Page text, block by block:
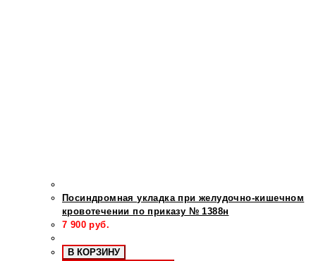
Посиндромная укладка при желудочно-кишечном
кровотечении по приказу № 1388н
7 900 руб.
В КОРЗИНУ